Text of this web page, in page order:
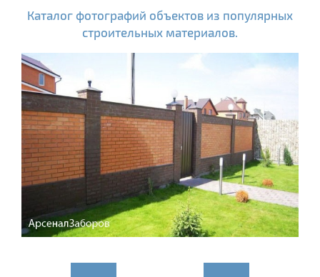
Каталог фотографий объектов из популярных
строительных материалов.